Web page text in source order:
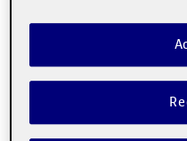
Catedrático de los
Economía
Experto/a en:Métodos